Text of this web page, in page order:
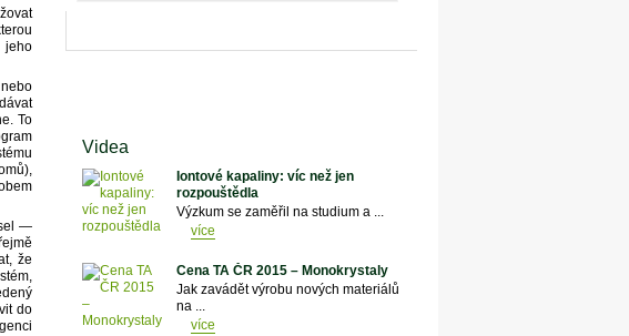
jeho
To
—
že
do
Videa
Iontové kapaliny: víc než jen
rozpouštědla
Výzkum se zaměřil na studium a ...
více
Cena TA ČR 2015 – Monokrystaly
Jak zavádět výrobu nových materiálů
na ...
více